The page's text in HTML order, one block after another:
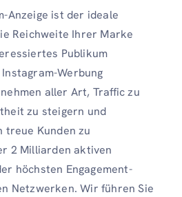
Anzeige ist der ideale
Reichweite Ihrer Marke
Publikum
Werbung
aller Art, Traffic zu
zu steigern und
treue Kunden zu
2 Milliarden aktiven
höchsten Engagement-
Netzwerken. Wir führen Sie